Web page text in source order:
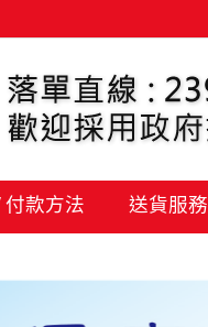
付款方法 送貨服務